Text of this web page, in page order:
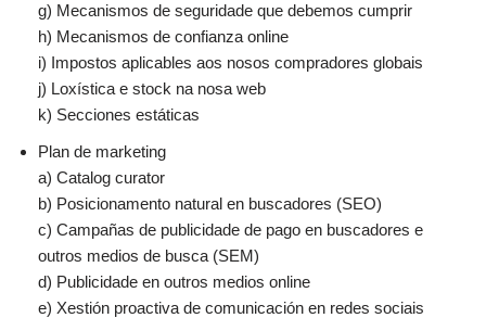
g) Mecanismos de seguridade que debemos cumprir
h) Mecanismos de confianza online
i) Impostos aplicables aos nosos compradores globais
j) Loxística e stock na nosa web
k) Secciones estáticas
Plan de marketing
a) Catalog curator
b) Posicionamento natural en buscadores (SEO)
c) Campañas de publicidade de pago en buscadores e
outros medios de busca (SEM)
d) Publicidade en outros medios online
e) Xestión proactiva de comunicación en redes sociais